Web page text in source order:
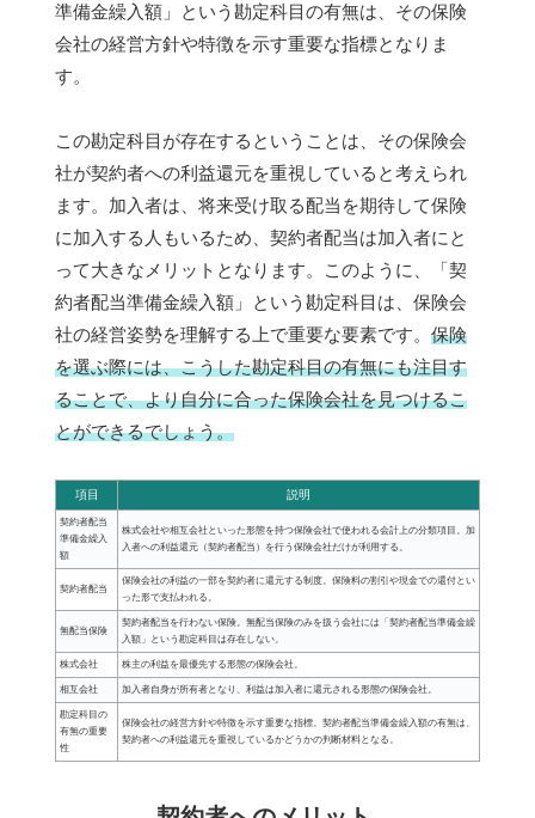
準備金繰入額」という勘定科目の有無は、その保険
会社の経営方針や特徴を示す重要な指標となりま
す。
この勘定科目が存在するということは、その保険会
社が契約者への利益還元を重視していると考えられ
ます。加入者は、将来受け取る配当を期待して保険
に加入する人もいるため、契約者配当は加入者にと
って大きなメリットとなります。このように、「契
約者配当準備金繰入額」という勘定科目は、保険会
社の経営姿勢を理解する上で重要な要素です。 保険
を選ぶ際には、こうした勘定科目の有無にも注目す
ることで、より自分に合った保険会社を見つけるこ
とができるでしょう。
項目 説明
契約者配当
準備金繰入
額
株式会社や相互会社といった形態を持つ保険会社で使われる会計上の分類項目。加
入者への利益還元（契約者配当）を行う保険会社だけが利用する。
契約者配当
保険会社の利益の一部を契約者に還元する制度。保険料の割引や現金での還付とい
った形で支払われる。
無配当保険
契約者配当を行わない保険。無配当保険のみを扱う会社には「契約者配当準備金繰
入額」という勘定科目は存在しない。
株式会社 株主の利益を最優先する形態の保険会社。
相互会社 加入者自身が所有者となり、利益は加入者に還元される形態の保険会社。
勘定科目の
有無の重要
性
保険会社の経営方針や特徴を示す重要な指標。契約者配当準備金繰入額の有無は、
契約者への利益還元を重視しているかどうかの判断材料となる。